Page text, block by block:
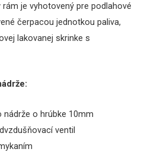
je vyhotovený pre podlahové
čerpacou jednotkou paliva,
lakovanej skrinke s
nádrže o hrúbke 10mm
ventil